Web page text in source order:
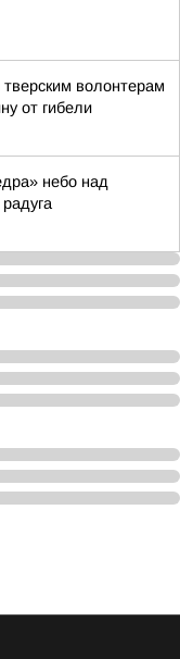
волонтерам
от гибели
небо над